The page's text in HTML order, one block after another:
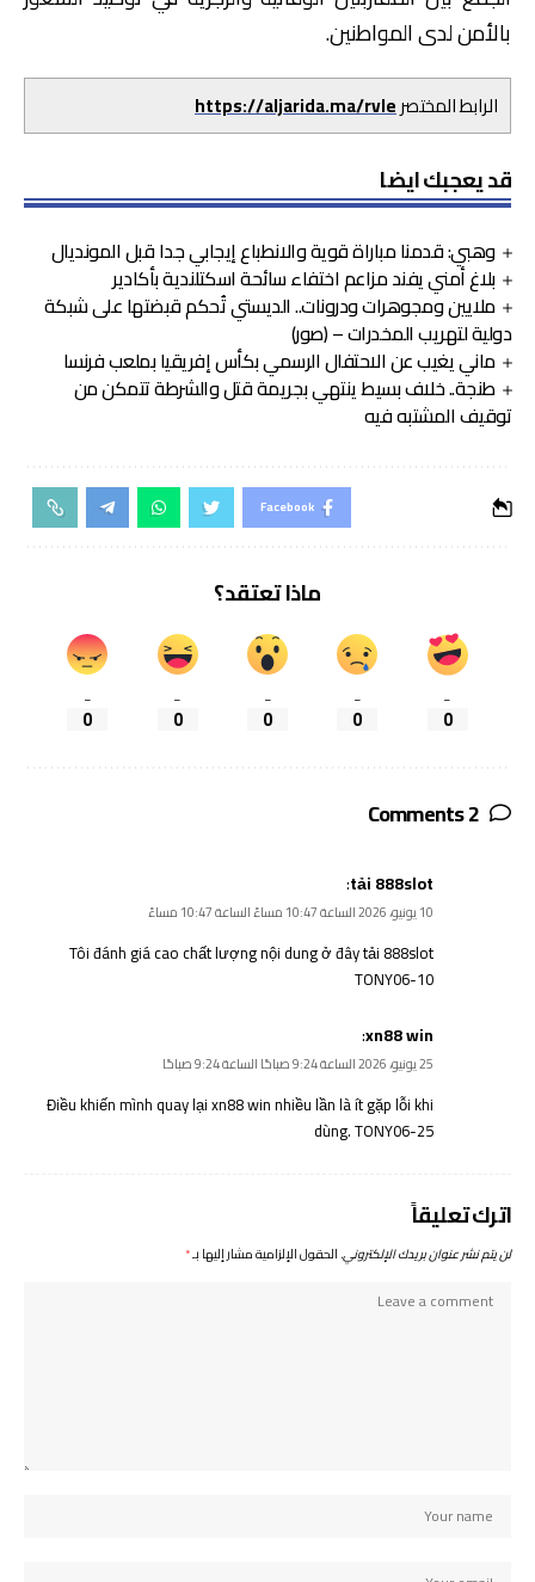
بالأمن لدى المواطنين.
الرابط المختصرhttps://aljarida.ma/rvle
قد يعجبك ايضا
وهبي: قدمنا مباراة قوية والانطباع إيجابي جدا قبل المونديال
بلاغ أمني يفند مزاعم اختفاء سائحة اسكتلندية بأكادير
ملايين ومجوهرات ودرونات.. الديستي تُحكم قبضتها على شبكة
دولية لتهريب المخدرات – (صور)
ماني يغيب عن الاحتفال الرسمي بكأس إفريقيا بملعب فرنسا
طنجة.. خلاف بسيط ينتهي بجريمة قتل والشرطة تتمكن من
توقيف المشتبه فيه
Facebook
ماذا تعتقد؟
_
0
_
0
_
0
_
0
_
0
2 Comments
tải 888slot
:
10 يونيو، 2026 الساعة 10:47 مساءً الساعة 10:47 مساءً
Tôi đánh giá cao chất lượng nội dung ở đâytải 888slot
TONY06-10
xn88 win
:
25 يونيو، 2026 الساعة 9:24 صباحًا الساعة 9:24 صباحًا
Điều khiến mình quay lại xn88 win nhiều lần là ít gặp lỗi khi
dùng. TONY06-25
اترك تعليقاً
لن يتم نشر عنوان بريدك الإلكتروني.الحقول الإلزامية مشار إليها بـ*